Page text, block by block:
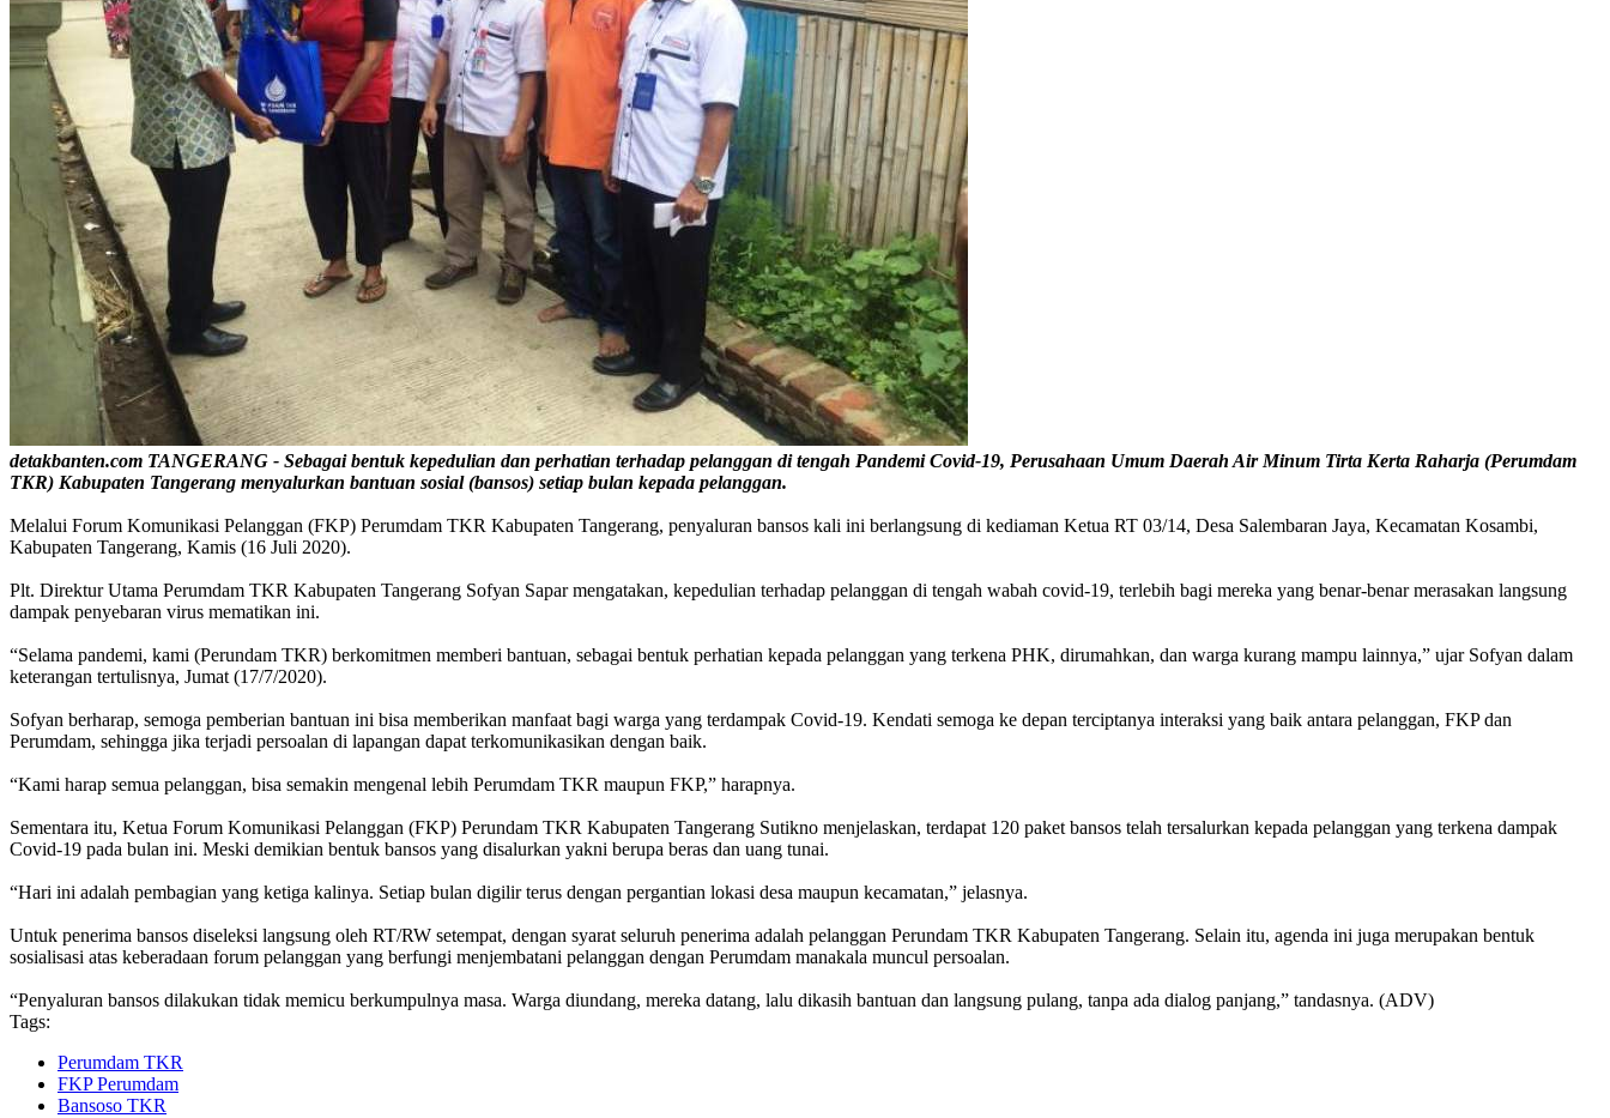
detakbanten.com TANGERANG - Sebagai bentuk kepedulian dan perhatian terhadap pelanggan di tengah Pandemi Covid-19, Perusahaan Umum Daerah Air Minum Tirta Kerta Raharja (Perumdam
TKR) Kabupaten Tangerang menyalurkan bantuan sosial (bansos) setiap bulan kepada pelanggan.
Melalui Forum Komunikasi Pelanggan (FKP) Perumdam TKR Kabupaten Tangerang, penyaluran bansos kali ini berlangsung di kediaman Ketua RT 03/14, Desa Salembaran Jaya, Kecamatan Kosambi,
Kabupaten Tangerang, Kamis (16 Juli 2020).
Plt. Direktur Utama Perumdam TKR Kabupaten Tangerang Sofyan Sapar mengatakan, kepedulian terhadap pelanggan di tengah wabah covid-19, terlebih bagi mereka yang benar-benar merasakan langsung
dampak penyebaran virus mematikan ini.
“Selama pandemi, kami (Perundam TKR) berkomitmen memberi bantuan, sebagai bentuk perhatian kepada pelanggan yang terkena PHK, dirumahkan, dan warga kurang mampu lainnya,” ujar Sofyan dalam
keterangan tertulisnya, Jumat (17/7/2020).
Sofyan berharap, semoga pemberian bantuan ini bisa memberikan manfaat bagi warga yang terdampak Covid-19. Kendati semoga ke depan terciptanya interaksi yang baik antara pelanggan, FKP dan
Perumdam, sehingga jika terjadi persoalan di lapangan dapat terkomunikasikan dengan baik.
“Kami harap semua pelanggan, bisa semakin mengenal lebih Perumdam TKR maupun FKP,” harapnya.
Sementara itu, Ketua Forum Komunikasi Pelanggan (FKP) Perundam TKR Kabupaten Tangerang Sutikno menjelaskan, terdapat 120 paket bansos telah tersalurkan kepada pelanggan yang terkena dampak
Covid-19 pada bulan ini. Meski demikian bentuk bansos yang disalurkan yakni berupa beras dan uang tunai.
“Hari ini adalah pembagian yang ketiga kalinya. Setiap bulan digilir terus dengan pergantian lokasi desa maupun kecamatan,” jelasnya.
Untuk penerima bansos diseleksi langsung oleh RT/RW setempat, dengan syarat seluruh penerima adalah pelanggan Perundam TKR Kabupaten Tangerang. Selain itu, agenda ini juga merupakan bentuk
sosialisasi atas keberadaan forum pelanggan yang berfungi menjembatani pelanggan dengan Perumdam manakala muncul persoalan.
“Penyaluran bansos dilakukan tidak memicu berkumpulnya masa. Warga diundang, mereka datang, lalu dikasih bantuan dan langsung pulang, tanpa ada dialog panjang,” tandasnya. (ADV)
Tags:
Perumdam TKR
FKP Perumdam
Bansoso TKR